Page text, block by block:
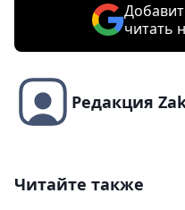
читать
Редакция
Читайте также